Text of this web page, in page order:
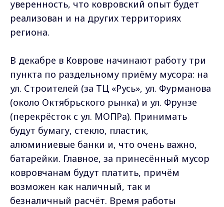
уверенность, что ковровский опыт будет
реализован и на других территориях
региона.
В декабре в Коврове начинают работу три
пункта по раздельному приёму мусора: на
ул. Строителей (за ТЦ «Русь», ул. Фурманова
(около Октябрьского рынка) и ул. Фрунзе
(перекрёсток с ул. МОПРа). Принимать
будут бумагу, стекло, пластик,
алюминиевые банки и, что очень важно,
батарейки. Главное, за принесённый мусор
ковровчанам будут платить, причём
возможен как наличный, так и
безналичный расчёт. Время работы